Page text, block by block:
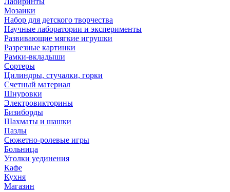
Мозаики
Набор для детского творчества
Научные лаборатории и эксперименты
Развивающие мягкие игрушки
Разрезные картинки
Рамки-вкладыши
Сортеры
Цилиндры, стучалки, горки
Счетный материал
Шнуровки
Электровикторины
Бизиборды
Шахматы и шашки
Пазлы
Сюжетно-ролевые игры
Больница
Уголки уединения
Кафе
Кухня
Магазин